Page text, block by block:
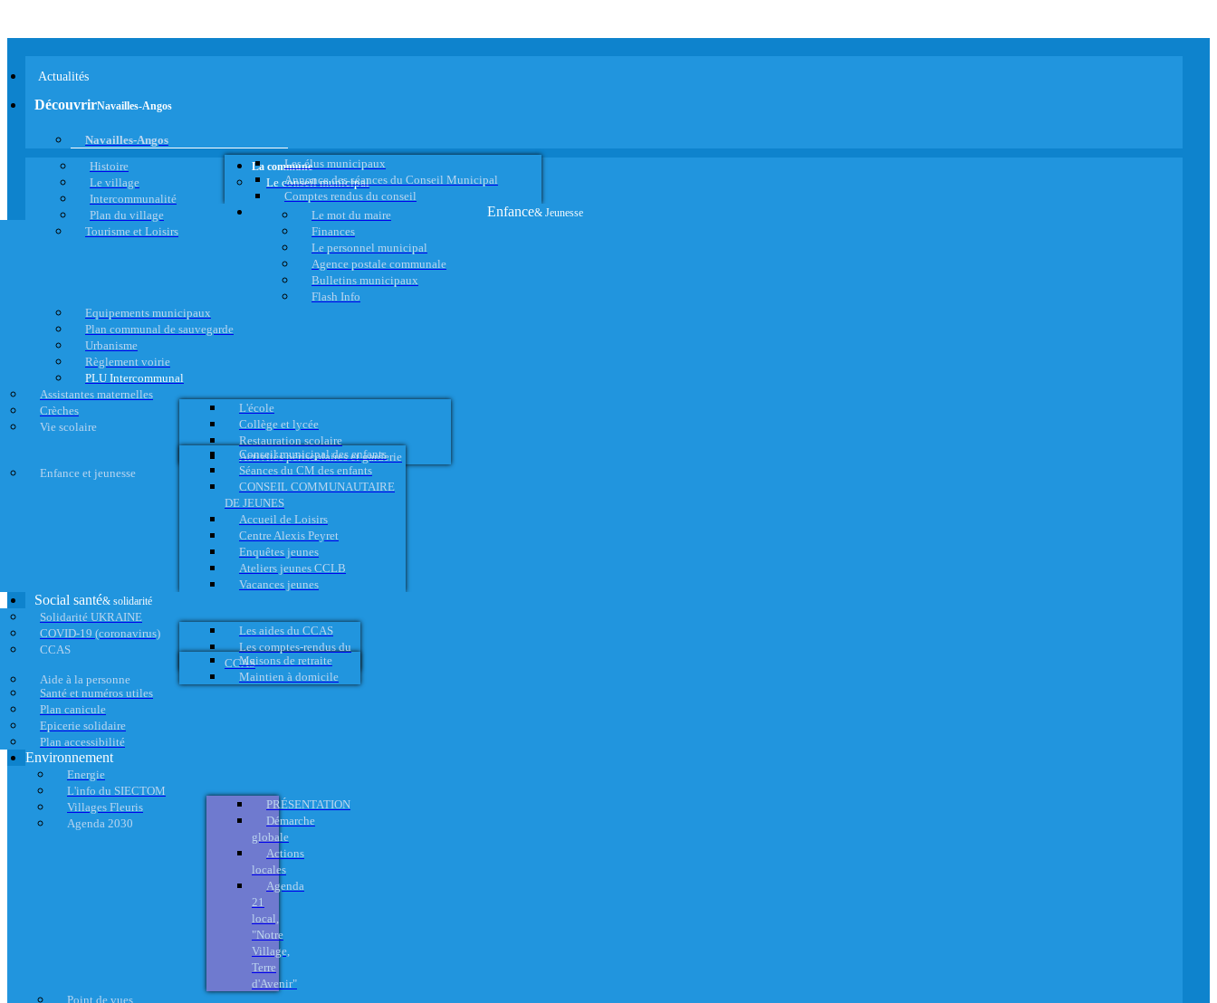
Actualités
DécouvrirNavailles-Angos
Navailles-Angos
Histoire
Le village
Intercommunalité
Plan du village
Tourisme et Loisirs
La commune
Le conseil municipal
Les élus municipaux
Annonce des séances du Conseil Municipal
Comptes rendus du conseil
Le mot du maire
Finances
Le personnel municipal
Agence postale communale
Bulletins municipaux
Flash Info
Equipements municipaux
Plan communal de sauvegarde
Urbanisme
Règlement voirie
PLU Intercommunal
Enfance& Jeunesse
Assistantes maternelles
Crèches
Vie scolaire
L'école
Collège et lycée
Restauration scolaire
Activités périscolaires et garderie
Enfance et jeunesse
Conseil municipal des enfants
Séances du CM des enfants
CONSEIL COMMUNAUTAIRE
DE JEUNES
Accueil de Loisirs
Centre Alexis Peyret
Enquêtes jeunes
Ateliers jeunes CCLB
Vacances jeunes
Social santé& solidarité
Solidarité UKRAINE
COVID-19 (coronavirus)
CCAS
Les aides du CCAS
Les comptes-rendus du
CCAS
Aide à la personne
Maisons de retraite
Maintien à domicile
Santé et numéros utiles
Plan canicule
Epicerie solidaire
Plan accessibilité
Environnement
Energie
L'info du SIECTOM
Villages Fleuris
Agenda 2030
PRÉSENTATION
Démarche
globale
Actions
locales
Agenda
21
local,
"Notre
Village,
Terre
d'Avenir"
Point de vues